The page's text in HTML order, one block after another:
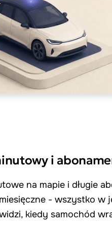
i
na mapie i długie
- wszystko w
kiedy samochód